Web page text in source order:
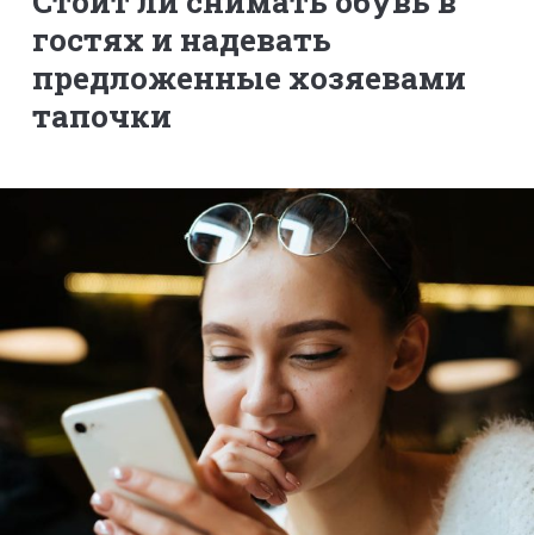
гостях и надевать
предложенные хозяевами
тапочки